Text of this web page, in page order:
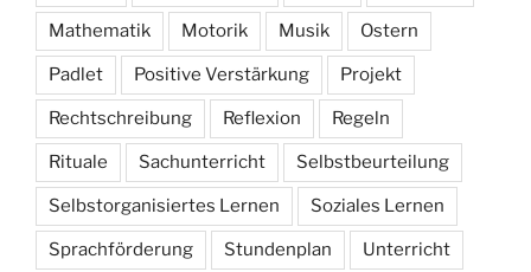
Mathematik Motorik Musik Ostern
Padlet Positive Verstärkung Projekt
Rechtschreibung Reflexion Regeln
Rituale Sachunterricht Selbstbeurteilung
Selbstorganisiertes Lernen Soziales Lernen
Sprachförderung Stundenplan Unterricht